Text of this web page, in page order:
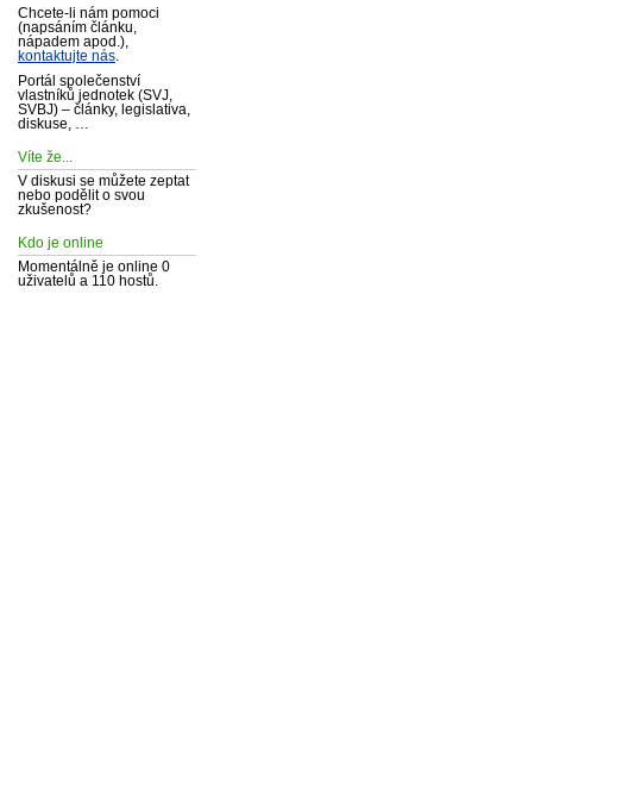
Chcete-li nám pomoci
(napsáním článku,
nápadem apod.),
kontaktujte nás
Portál společenství
vlastníků jednotek (SVJ,
SVBJ) – články, legislativa,
diskuse, …
Víte že...
V diskusi se můžete zeptat
nebo podělit o svou
zkušenost?
Kdo je online
Momentálně je online 0
uživatelů a 110 hostů.